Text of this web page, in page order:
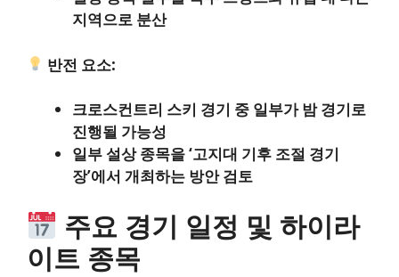
지역으로 분산
반전 요소:
크로스컨트리 스키 경기 중 일부가 밤 경기로
진행될 가능성
일부 설상 종목을 ‘고지대 기후 조절 경기
장’에서 개최하는 방안 검토
주요 경기 일정 및 하이라
이트 종목